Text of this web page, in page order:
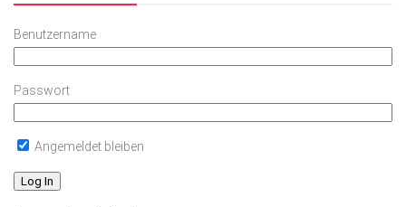
Benutzername
Passwort
Angemeldet bleiben